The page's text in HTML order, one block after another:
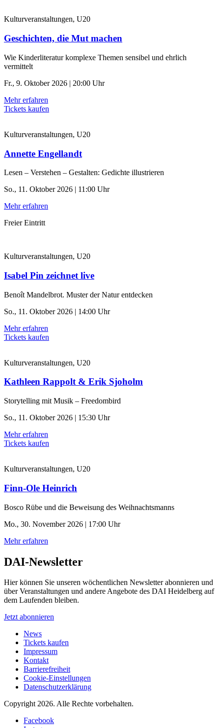
Kulturveranstaltungen, U20
Geschichten, die Mut machen
Wie Kinderliteratur komplexe Themen sensibel und ehrlich
vermittelt
Fr., 9. Oktober 2026 | 20:00 Uhr
Mehr erfahren
Tickets kaufen
Kulturveranstaltungen, U20
Annette Engellandt
Lesen – Verstehen – Gestalten: Gedichte illustrieren
So., 11. Oktober 2026 | 11:00 Uhr
Mehr erfahren
Freier Eintritt
Kulturveranstaltungen, U20
Isabel Pin zeichnet live
Benoît Mandelbrot. Muster der Natur entdecken
So., 11. Oktober 2026 | 14:00 Uhr
Mehr erfahren
Tickets kaufen
Kulturveranstaltungen, U20
Kathleen Rappolt & Erik Sjoholm
Storytelling mit Musik – Freedombird
So., 11. Oktober 2026 | 15:30 Uhr
Mehr erfahren
Tickets kaufen
Kulturveranstaltungen, U20
Finn-Ole Heinrich
Bosco Rübe und die Beweisung des Weihnachtsmanns
Mo., 30. November 2026 | 17:00 Uhr
Mehr erfahren
DAI-Newsletter
Hier können Sie unseren wöchentlichen Newsletter abonnieren und
über Veranstaltungen und andere Angebote des DAI Heidelberg auf
dem Laufenden bleiben.
Jetzt abonnieren
News
Tickets kaufen
Impressum
Kontakt
Barrierefreiheit
Cookie-Einstellungen
Datenschutzerklärung
Copyright 2026. Alle Rechte vorbehalten.
Facebook